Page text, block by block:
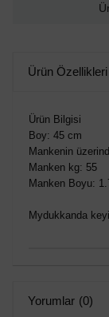
Ürün Özellikleri
Ürün Bilgisi
Boy: 45 cm
Mankenin
Manken kg: 55
Manken Boyu:
Mydukkanda
Yorumlar (0)